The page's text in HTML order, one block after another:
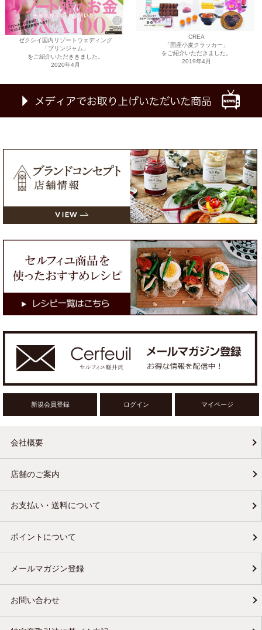
ゼクシイ国内リゾートウェディング
「プリンジャム」
をご紹介いただききました。
2020年4月
CREA
「国産小麦クラッカー」
をご紹介いただきました。
2019年4月
新規会員登録 ログイン マイページ
会社概要
店舗のご案内
お支払い・送料について
ポイントについて
メールマガジン登録
お問い合わせ